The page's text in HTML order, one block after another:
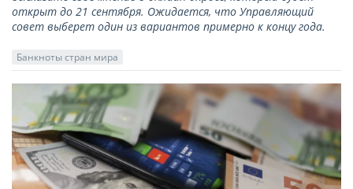
открыт до 21 сентября. Ожидается, что Управляющий
совет выберет один из вариантов примерно к концу года.
Банкноты стран мира